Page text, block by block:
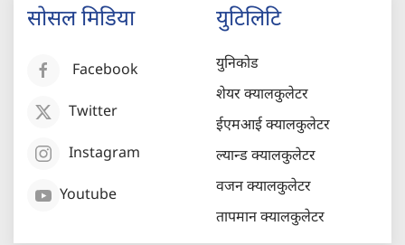
सोसल मिडिया
Facebook
Twitter
Instagram
Youtube
युटिलिटि
युनिकोड
शेयर क्यालकुलेटर
ईएमआई क्यालकुलेटर
ल्यान्ड क्यालकुलेटर
वजन क्यालकुलेटर
तापमान क्यालकुलेटर